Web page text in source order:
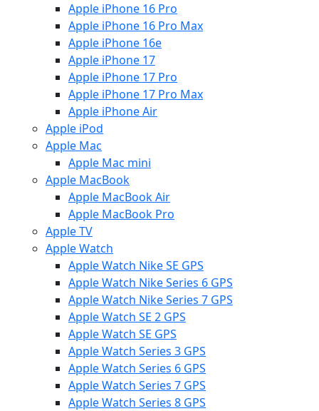
Apple iPhone 16 Pro
Apple iPhone 16 Pro Max
Apple iPhone 16e
Apple iPhone 17
Apple iPhone 17 Pro
Apple iPhone 17 Pro Max
Apple iPhone Air
Apple iPod
Apple Mac
Apple Mac mini
Apple MacBook
Apple MacBook Air
Apple MacBook Pro
Apple TV
Apple Watch
Apple Watch Nike SE GPS
Apple Watch Nike Series 6 GPS
Apple Watch Nike Series 7 GPS
Apple Watch SE 2 GPS
Apple Watch SE GPS
Apple Watch Series 3 GPS
Apple Watch Series 6 GPS
Apple Watch Series 7 GPS
Apple Watch Series 8 GPS